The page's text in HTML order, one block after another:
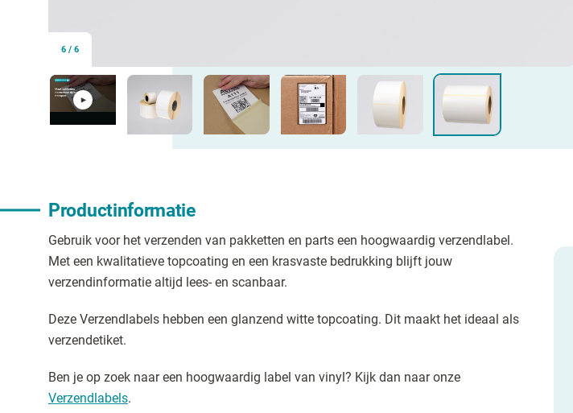
6 / 6
Productinformatie
Gebruik voor het verzenden van pakketten en parts een hoogwaardig verzendlabel.
Met een kwalitatieve topcoating en een krasvaste bedrukking blijft jouw
verzendinformatie altijd lees- en scanbaar.
Deze Verzendlabels hebben een glanzend witte topcoating. Dit maakt het ideaal als
verzendetiket.
Ben je op zoek naar een hoogwaardig label van vinyl? Kijk dan naar onze
Verzendlabels.